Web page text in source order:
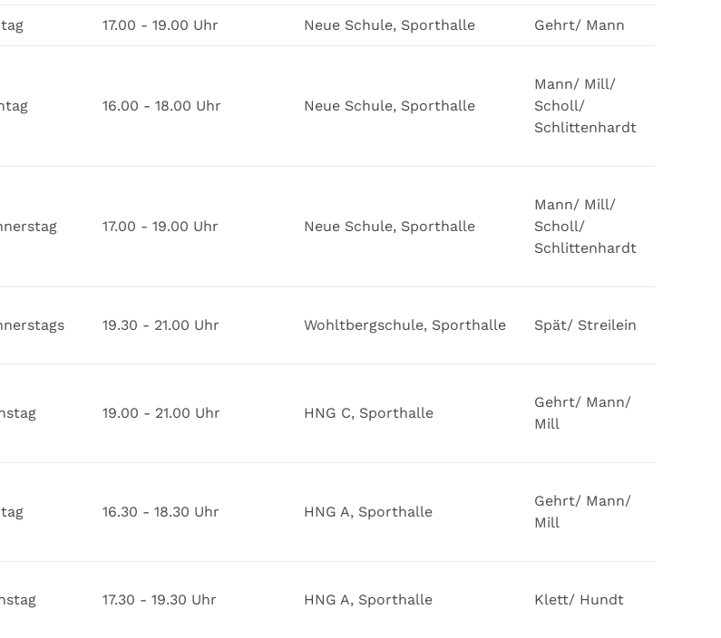
17.00 - 19.00 Uhr Neue Schule, Sporthalle Gehrt/ Mann
16.00 - 18.00 Uhr Neue Schule, Sporthalle
Mann/ Mill/
Scholl/
Schlittenhardt
17.00 - 19.00 Uhr Neue Schule, Sporthalle
Mann/ Mill/
Scholl/
Schlittenhardt
19.30 - 21.00 Uhr Wohltbergschule, Sporthalle Spät/ Streilein
19.00 - 21.00 Uhr HNG C, Sporthalle
Gehrt/ Mann/
Mill
16.30 - 18.30 Uhr HNG A, Sporthalle
Gehrt/ Mann/
Mill
17.30 - 19.30 Uhr HNG A, Sporthalle Klett/ Hundt